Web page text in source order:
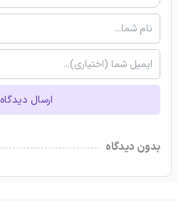
ارسال دیدگاه
بدون دیدگاه